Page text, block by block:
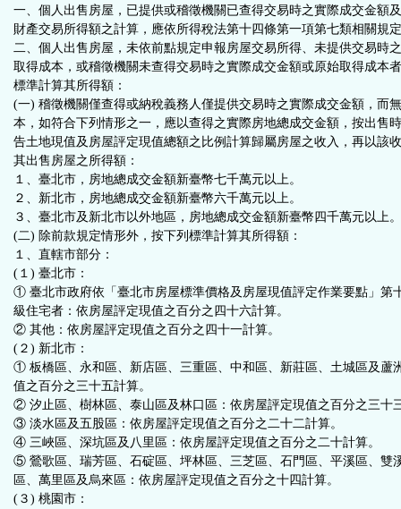
能
按
鈕
區
一、個人出售房屋，已提供或稽徵機關已查得交易時之實際成交金額
財產交易所得額之計算，應依所得稅法第十四條第一項第七類相關規
二、個人出售房屋，未依前點規定申報房屋交易所得、未提供交易時
取得成本，或稽徵機關未查得交易時之實際成交金額或原始取得成本
標準計算其所得額：
(一) 稽徵機關僅查得或納稅義務人僅提供交易時之實際成交金額，而
本，如符合下列情形之一，應以查得之實際房地總成交金額，按出售
告土地現值及房屋評定現值總額之比例計算歸屬房屋之收入，再以該
其出售房屋之所得額：
１、臺北市，房地總成交金額新臺幣七千萬元以上。
２、新北市，房地總成交金額新臺幣六千萬元以上。
３、臺北市及新北市以外地區，房地總成交金額新臺幣四千萬元以上。
(二) 除前款規定情形外，按下列標準計算其所得額：
１、直轄市部分：
(１) 臺北市：
① 臺北市政府依「臺北市房屋標準價格及房屋現值評定作業要點」第
級住宅者：依房屋評定現值之百分之四十六計算。
② 其他：依房屋評定現值之百分之四十一計算。
(２) 新北市：
① 板橋區、永和區、新店區、三重區、中和區、新莊區、土城區及蘆
值之百分之三十五計算。
② 汐止區、樹林區、泰山區及林口區：依房屋評定現值之百分之三十
③ 淡水區及五股區：依房屋評定現值之百分之二十二計算。
④ 三峽區、深坑區及八里區：依房屋評定現值之百分之二十計算。
⑤ 鶯歌區、瑞芳區、石碇區、坪林區、三芝區、石門區、平溪區、雙
區、萬里區及烏來區：依房屋評定現值之百分之十四計算。
(３) 桃園市：